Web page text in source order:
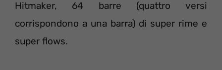
Hitmaker, 64 barre (quattro versi
corrispondono a una barra) di super rime e
super flows.